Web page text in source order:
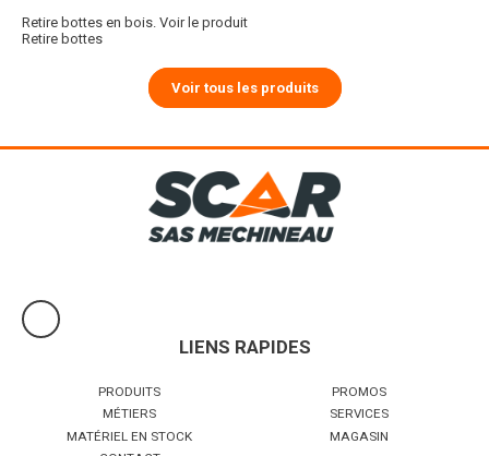
Retire bottes en bois. Voir le produit
Retire bottes
Voir tous les produits
LIENS RAPIDES
PRODUITS
PROMOS
MÉTIERS
SERVICES
MATÉRIEL EN STOCK
MAGASIN